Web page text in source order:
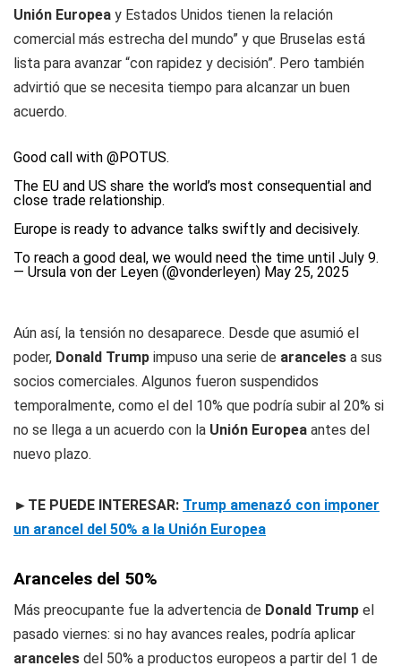
Unión Europea y Estados Unidos tienen la relación
comercial más estrecha del mundo” y que Bruselas está
lista para avanzar “con rapidez y decisión”. Pero también
advirtió que se necesita tiempo para alcanzar un buen
acuerdo.
Good call with @POTUS.
The EU and US share the world’s most consequential and
close trade relationship.
Europe is ready to advance talks swiftly and decisively.
To reach a good deal, we would need the time until July 9.
— Ursula von der Leyen (@vonderleyen) May 25, 2025
Aún así, la tensión no desaparece. Desde que asumió el
poder, Donald Trump impuso una serie de aranceles a sus
socios comerciales. Algunos fueron suspendidos
temporalmente, como el del 10% que podría subir al 20% si
no se llega a un acuerdo con la Unión Europea antes del
nuevo plazo.
►TE PUEDE INTERESAR: Trump amenazó con imponer
un arancel del 50% a la Unión Europea
Aranceles del 50%
Más preocupante fue la advertencia de Donald Trump el
pasado viernes: si no hay avances reales, podría aplicar
aranceles del 50% a productos europeos a partir del 1 de